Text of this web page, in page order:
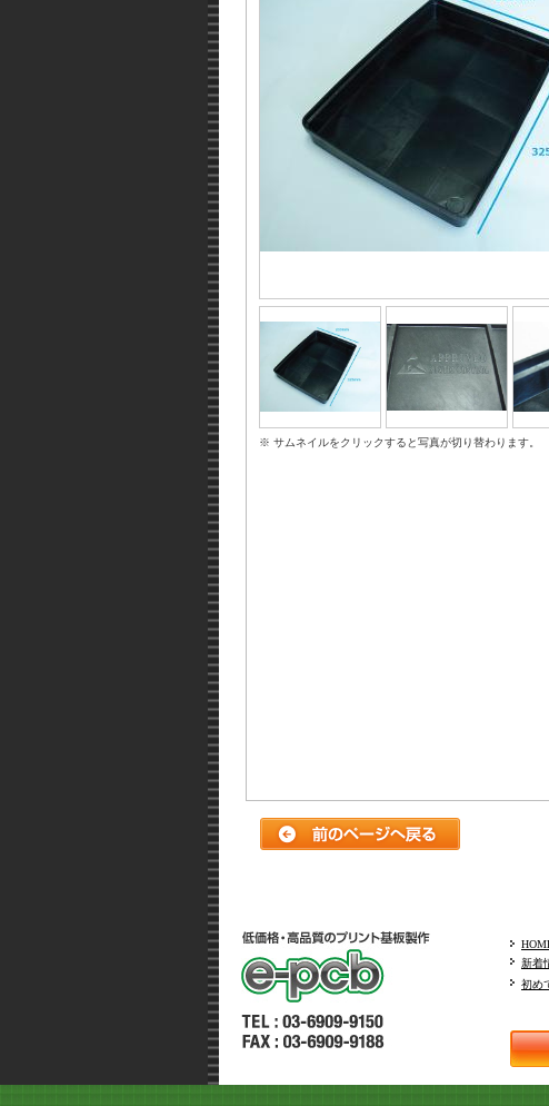
※ サムネイルをクリックすると写真が切り替わります。
新着
初め